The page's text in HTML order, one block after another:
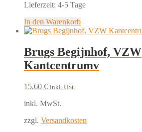
Lieferzeit: 4-5 Tage
In den Warenkorb
Brugs Begijnhof, VZW
Kantcentrumv
15,60 € inkl. USt.
inkl. MwSt.
zzgl. Versandkosten